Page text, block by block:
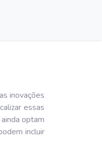
inovações
essas
optam
incluir